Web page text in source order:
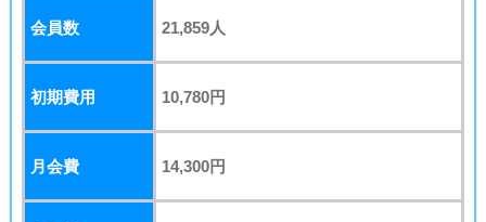
会員数 21,859人
初期費用 10,780円
月会費 14,300円